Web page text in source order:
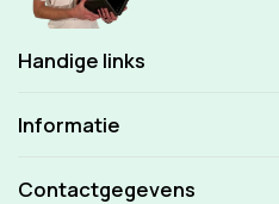
Handige links
Informatie
Contactgegevens